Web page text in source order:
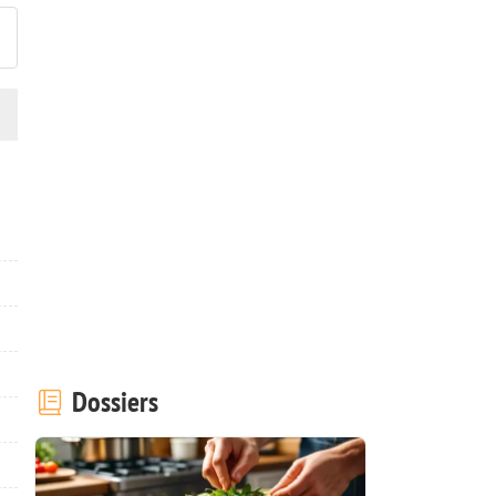
Dossiers